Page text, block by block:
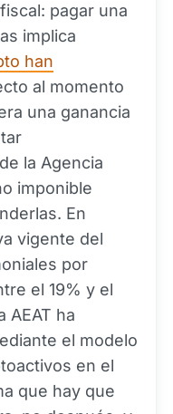
pagar una
implica
han
al momento
una ganancia
la Agencia
imponible
En
vigente del
por
el 19% y el
AEAT ha
el modelo
en el
que hay que